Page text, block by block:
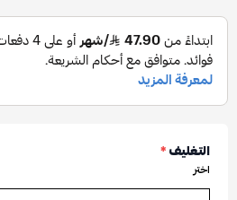
التغليف*
اختر